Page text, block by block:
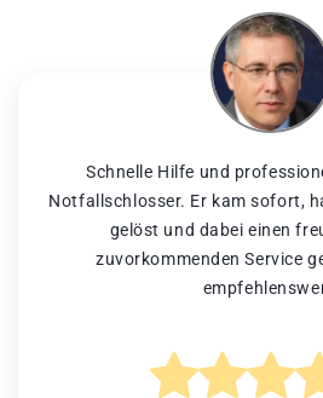
Schnelle Hilfe und
Notfallschlosser. Er kam sofort,
gelöst und dabei einen
zuvorkommenden Service